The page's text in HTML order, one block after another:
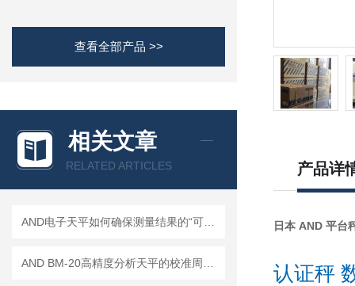
查看全部产品 >>
相关文章
RELATED ARTICLES 产品详
日本 AND 平
认证秤